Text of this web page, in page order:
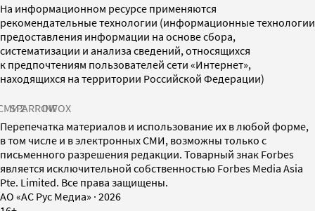
На информационном ресурсе применяются
рекомендательные технологии (информационные технологии
предоставления информации на основе сбора,
систематизации и анализа сведений, относящихся
к предпочтениям пользователей сети «Интернет»,
находящихся на территории Российской Федерации)
SPARROWINFOX
Перепечатка материалов и использование их в любой форме,
в том числе и в электронных СМИ, возможны только с
письменного разрешения редакции. Товарный знак Forbes
является исключительной собственностью Forbes Media Asia
Pte. Limited. Все права защищены.
AO «АС Рус Медиа» · 2026